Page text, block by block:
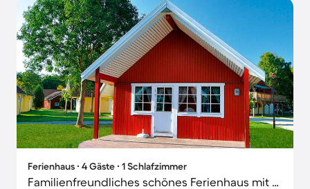
Ferienhaus ∙ 4 Gäste ∙ 1 Schlafzimmer
Familienfreundliches schönes Ferienhaus mit Terrasse, Sauna und Pool | Nah am Strand | Hunde erlaubt